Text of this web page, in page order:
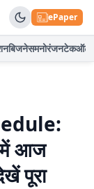
ePaper
बिजनेसमनोरंजनटेकऑटो
में आज
पूरा